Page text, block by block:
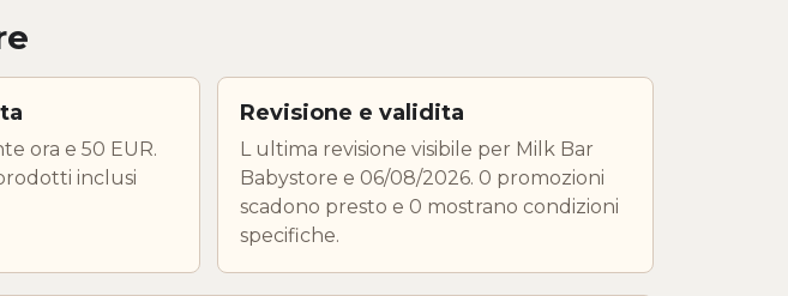
ora e 50 EUR.
inclusi
Revisione e validita
L ultima revisione visibile per Milk Bar
Babystore e 06/08/2026. 0 promozioni
scadono presto e 0 mostrano condizioni
specifiche.